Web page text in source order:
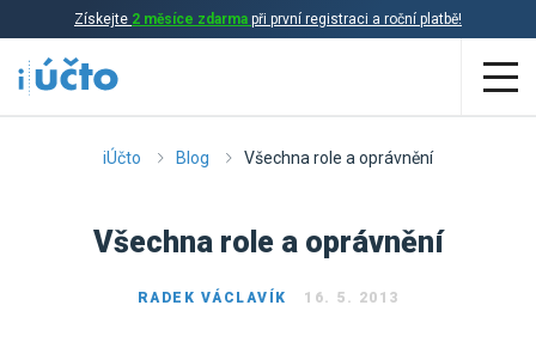
Získejte 2 měsíce zdarma při první registraci a roční platbě!
Aplikace
iÚčto Blog Všechna role a oprávnění
Všechna role a oprávnění
RADEK VÁCLAVÍK 16. 5. 2013